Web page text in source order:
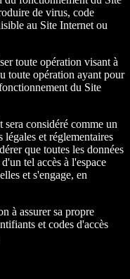
de virus, code
au Site Internet ou
toute opération visant à
toute opération ayant pour
du Site
considéré comme un
légales et réglementaires
que toutes les données
tel accès à l'espace
et s'engage, en
à assurer sa propre
et codes d'accès